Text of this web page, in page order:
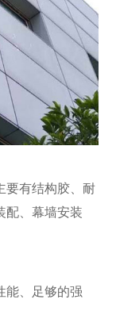
要有结构胶、耐
配、幕墙安装
能、足够的强